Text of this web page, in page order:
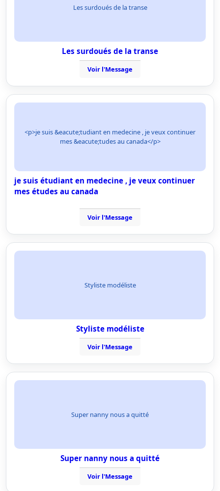
Les surdoués de la transe
Les surdoués de la transe
Voir l'Message
<p>je suis &eacute;tudiant en medecine , je veux continuer
mes &eacute;tudes au canada</p>
je suis étudiant en medecine , je veux continuer
mes études au canada
Voir l'Message
Styliste modéliste
Styliste modéliste
Voir l'Message
Super nanny nous a quitté
Super nanny nous a quitté
Voir l'Message